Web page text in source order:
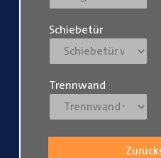
Schiebetür
Trennwand